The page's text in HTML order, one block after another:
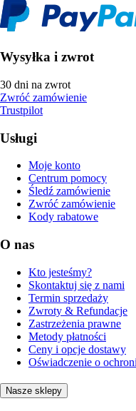
Wysyłka i zwrot
30 dni na zwrot
Zwróć zamówienie
Trustpilot
Usługi
Moje konto
Centrum pomocy
Śledź zamówienie
Zwróć zamówienie
Kody rabatowe
O nas
Kto jesteśmy?
Skontaktuj się z nami
Termin sprzedaży
Zwroty & Refundacje
Zastrzeżenia prawne
Metody płatności
Ceny i opcje dostawy
Oświadczenie o
Nasze sklepy